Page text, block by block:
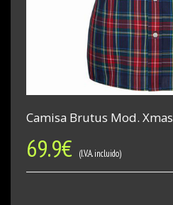
Camisa Brutus Mod. Xmas
69.9€ (I.V.A. incluido)